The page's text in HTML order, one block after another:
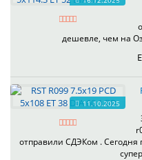
дешевле, чем на
11.10.2025
отправили СДЭКом . Сегодня